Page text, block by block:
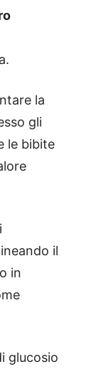
la
gli
le bibite
il
in
glucosio